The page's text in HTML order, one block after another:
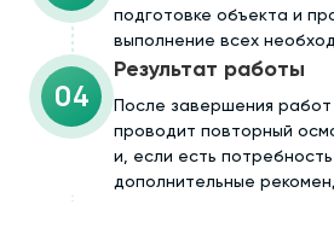
подготовке объекта и
выполнение всех
04
Результат работы
После завершения работ
проводит повторный
и, если есть
дополнительные